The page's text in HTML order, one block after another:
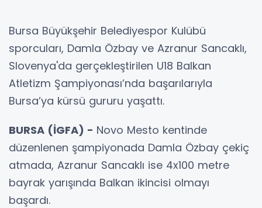
Bursa Büyükşehir Belediyespor Kulübü
sporcuları, Damla Özbay ve Azranur Sancaklı,
Slovenya'da gerçekleştirilen U18 Balkan
Atletizm Şampiyonası’nda başarılarıyla
Bursa’ya kürsü gururu yaşattı.
BURSA (İGFA) - Novo Mesto kentinde
düzenlenen şampiyonada Damla Özbay çekiç
atmada, Azranur Sancaklı ise 4x100 metre
bayrak yarışında Balkan ikincisi olmayı
başardı.